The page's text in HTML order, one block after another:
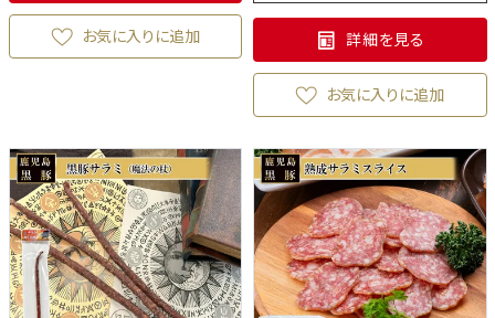
お気に入りに追加 詳細を見る
お気に入りに追加